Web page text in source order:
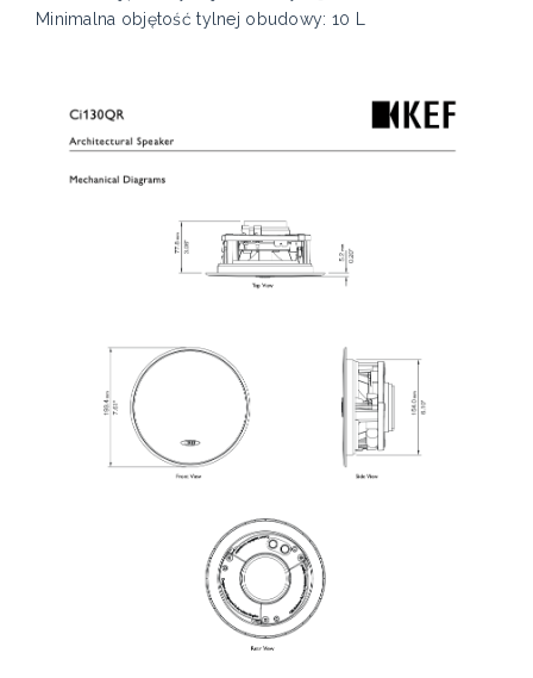
Minimalna objętość tylnej obudowy: 10 L